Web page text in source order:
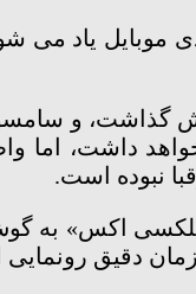
یاد می
گذاشت، و
داشت، اما
نبوده است.
دقیق رونمایی